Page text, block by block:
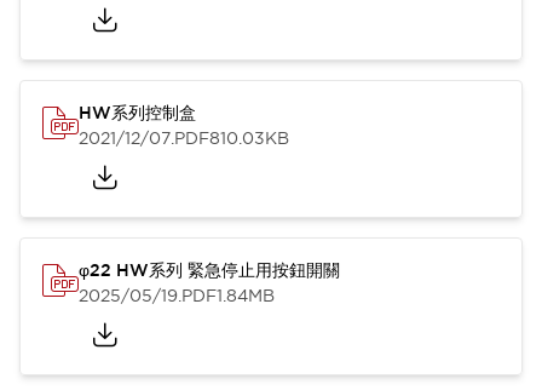
HW系列控制盒
2021/12/07.PDF810.03KB
φ22 HW系列 緊急停止用按鈕開關
2025/05/19.PDF1.84MB